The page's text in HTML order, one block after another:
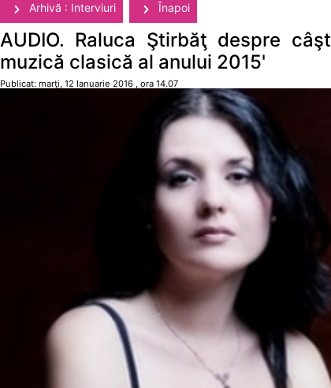
Arhivă : Interviuri Înapoi
AUDIO. Raluca Ştirbăţ despre
muzică clasică al anului 2015'
Publicat: marţi, 12 Ianuarie 2016 , ora 14.07